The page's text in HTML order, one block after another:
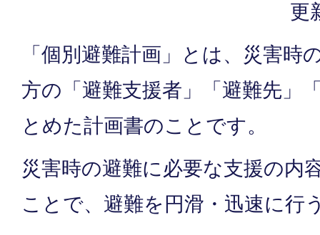
更
「個別避難計画」とは、災害時
方の「避難支援者」「避難先」
とめた計画書のことです。
災害時の避難に必要な支援の内
ことで、避難を円滑・迅速に行